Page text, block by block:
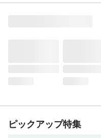
ピックアップ特集